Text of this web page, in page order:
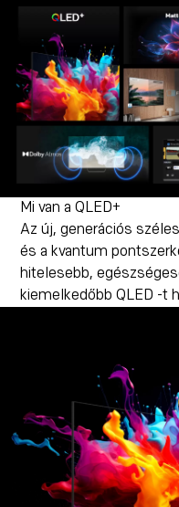
Mi van a QLED+
Az új, generációs
és a kvantum
hitelesebb,
kiemelkedőbb QLED -t